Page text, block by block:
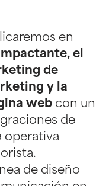
en
el
de
y la
web con un
de
operativa
de diseño